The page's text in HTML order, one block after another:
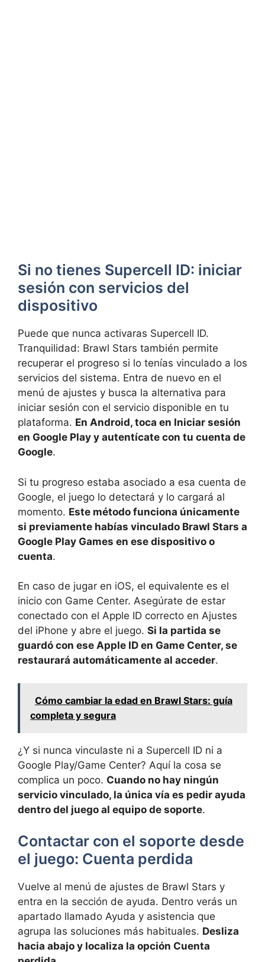
Si no tienes Supercell ID: iniciar
sesión con servicios del
dispositivo
Puede que nunca activaras Supercell ID.
Tranquilidad: Brawl Stars también permite
recuperar el progreso si lo tenías vinculado a los
servicios del sistema. Entra de nuevo en el
menú de ajustes y busca la alternativa para
iniciar sesión con el servicio disponible en tu
plataforma. En Android, toca en Iniciar sesión
en Google Play y autentícate con tu cuenta de
Google.
Si tu progreso estaba asociado a esa cuenta de
Google, el juego lo detectará y lo cargará al
momento. Este método funciona únicamente
si previamente habías vinculado Brawl Stars a
Google Play Games en ese dispositivo o
cuenta.
En caso de jugar en iOS, el equivalente es el
inicio con Game Center. Asegúrate de estar
conectado con el Apple ID correcto en Ajustes
del iPhone y abre el juego. Si la partida se
guardó con ese Apple ID en Game Center, se
restaurará automáticamente al acceder.
Cómo cambiar la edad en Brawl Stars: guía
completa y segura
¿Y si nunca vinculaste ni a Supercell ID ni a
Google Play/Game Center? Aquí la cosa se
complica un poco. Cuando no hay ningún
servicio vinculado, la única vía es pedir ayuda
dentro del juego al equipo de soporte.
Contactar con el soporte desde
el juego: Cuenta perdida
Vuelve al menú de ajustes de Brawl Stars y
entra en la sección de ayuda. Dentro verás un
apartado llamado Ayuda y asistencia que
agrupa las soluciones más habituales. Desliza
hacia abajo y localiza la opción Cuenta